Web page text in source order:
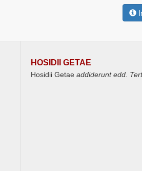
HOSIDII GETAE
Hosidii Getae addiderunt edd.